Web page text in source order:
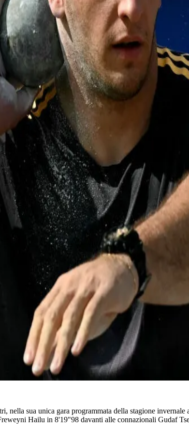
nella sua unica gara programmata della stagione invernale
Hailu in 8'19"98 davanti alle connazionali Gudaf